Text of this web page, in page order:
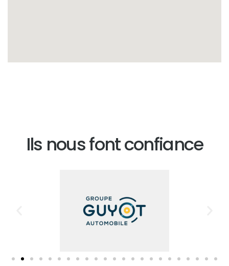
Ils nous font confiance